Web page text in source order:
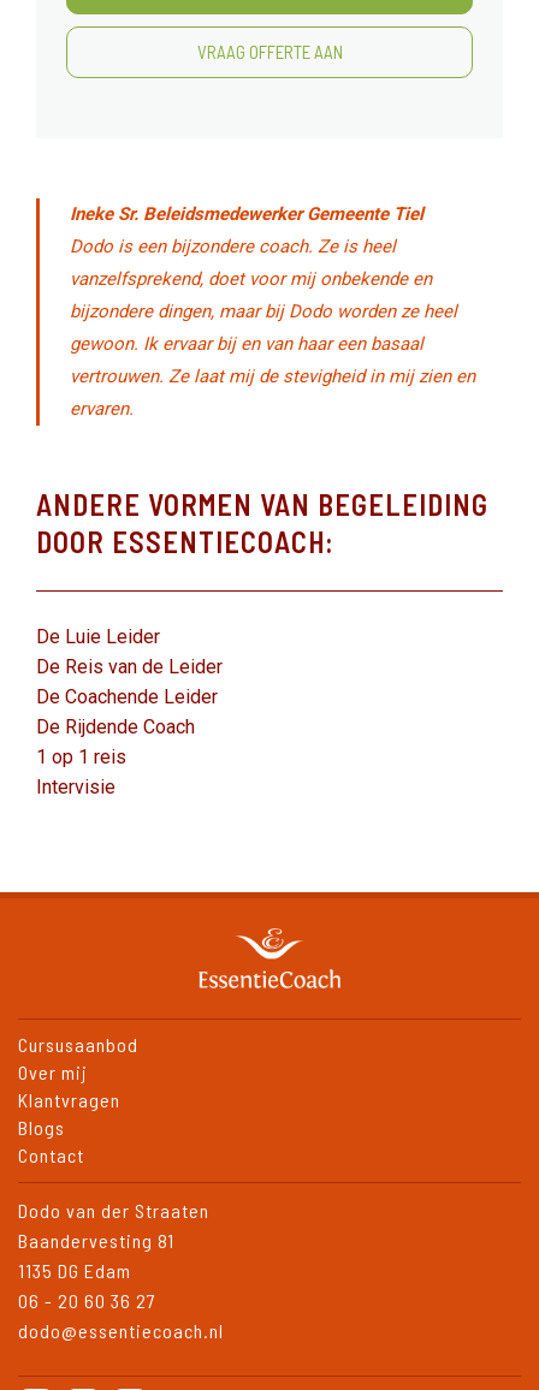
VRAAG OFFERTE AAN
Ineke Sr. Beleidsmedewerker Gemeente Tiel
Dodo is een bijzondere coach. Ze is heel
vanzelfsprekend, doet voor mij onbekende en
bijzondere dingen, maar bij Dodo worden ze heel
gewoon. Ik ervaar bij en van haar een basaal
vertrouwen. Ze laat mij de stevigheid in mij zien en
ervaren.
ANDERE VORMEN VAN BEGELEIDING
DOOR ESSENTIECOACH:
De Luie Leider
De Reis van de Leider
De Coachende Leider
De Rijdende Coach
1 op 1 reis
Intervisie
Cursusaanbod
Over mij
Klantvragen
Blogs
Contact
Dodo van der Straaten
Baandervesting 81
1135 DG Edam
06 - 20 60 36 27
dodo@essentiecoach.nl